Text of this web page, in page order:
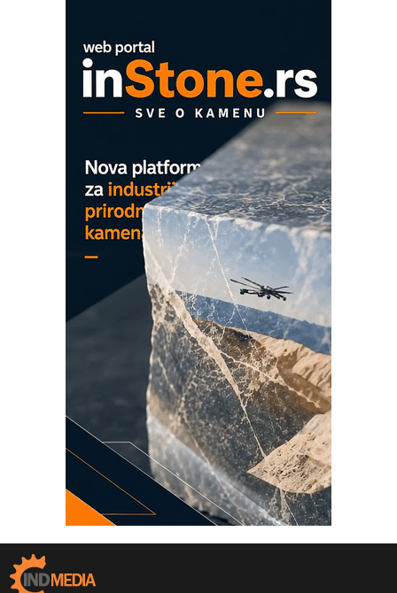
EVOKS Maintenance Management
ROSA i SCHUNK podižu proizvodnju
na viši nivo
Detekcija različitih oblika
MAREX - Lim i mašine za savremena